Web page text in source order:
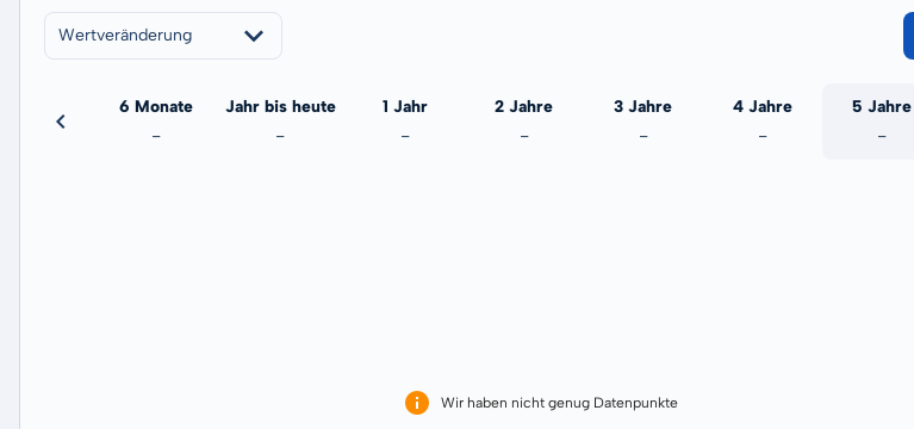
Wertveränderung
6 Monate
-
Jahr bis heute
-
1 Jahr
-
2 Jahre
-
3 Jahre
-
4 Jahre
-
5 Jahre
-
Wir haben nicht genug Datenpunkte